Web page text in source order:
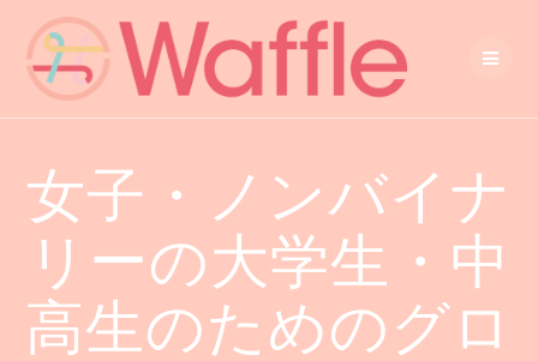
女子・ノンバイナ
リーの大学生・中
高生のためのグロ